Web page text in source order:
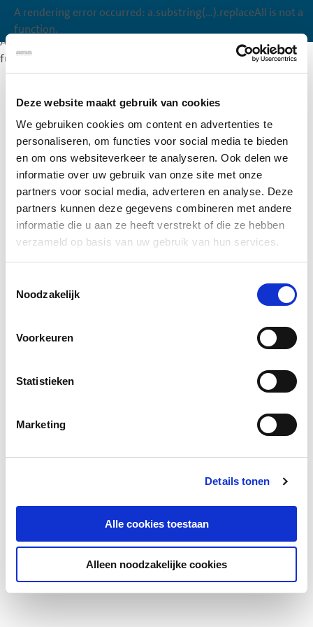
Deze website maakt gebruik van cookies
We gebruiken cookies om content en advertenties te
personaliseren, om functies voor social media te bieden
en om ons websiteverkeer te analyseren. Ook delen we
informatie over uw gebruik van onze site met onze
partners voor social media, adverteren en analyse. Deze
partners kunnen deze gegevens combineren met andere
informatie die u aan ze heeft verstrekt of die ze hebben
verzameld op basis van uw gebruik van hun services.
Noodzakelijk
Voorkeuren
Statistieken
Marketing
Details tonen
Alle cookies toestaan
Alleen noodzakelijke cookies
A rendering error occurred: a.substring(...).replaceAll is not a
function.
A rendering error occurred:a.substring(...).replaceAll is not a
function.
A rendering error occurred:
a.substring(...).replaceAll is not a
function